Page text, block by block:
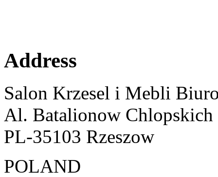
Address
Salon Krzesel i Mebli
Al. Batalionow
PL-35103 Rzeszow
POLAND